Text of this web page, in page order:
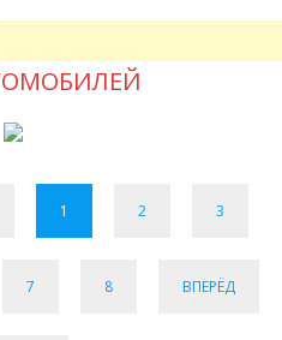
1 2 3
7 8 ВПЕРЁД